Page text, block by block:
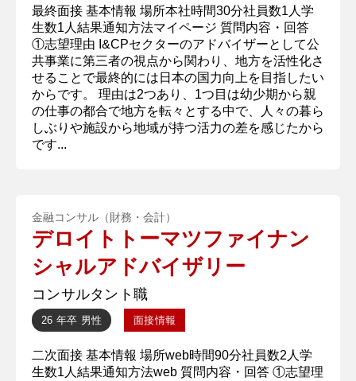
最終面接 基本情報 場所本社時間30分社員数1人学
生数1人結果通知方法マイページ 質問内容・回答
①志望理由 I&CPセクターのアドバイザーとして公
共事業に第三者の視点から関わり、地方を活性化さ
せることで最終的には日本の国力向上を目指したい
からです。 理由は2つあり、1つ目は​​​​幼少期から親
の仕事の都合で地方を転々とする中で、人々の暮ら
しぶりや施設から地域が持つ活力の差を感じたから
です...
金融コンサル（財務・会計）
デロイトトーマツファイナン
シャルアドバイザリー
コンサルタント職
26 年卒 男性 面接情報
二次面接 基本情報 場所web時間90分社員数2人学
生数1人結果通知方法web 質問内容・回答 ①志望理